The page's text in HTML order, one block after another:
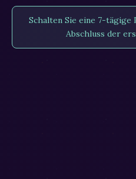
Schalten Sie eine 7-
Abschluss der